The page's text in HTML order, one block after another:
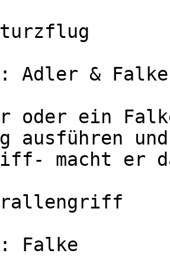
& Falke
oder ein
ausführen
macht er
Falke